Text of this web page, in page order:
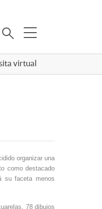
Buscar
virtual
organizar una
como destacado
su faceta menos
78 dibujos